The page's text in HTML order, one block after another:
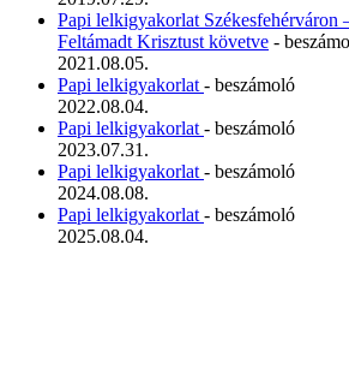
Papi lelkigyakorlat Székesfehérváron
Feltámadt Krisztust követve -
2021.08.05.
Papi lelkigyakorlat - beszámoló
2022.08.04.
Papi lelkigyakorlat - beszámoló
2023.07.31.
Papi lelkigyakorlat - beszámoló
2024.08.08.
Papi lelkigyakorlat - beszámoló
2025.08.04.